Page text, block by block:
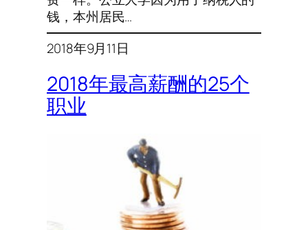
钱，本州居民…
2018年9月11日
2018年最高薪酬的25个
职业